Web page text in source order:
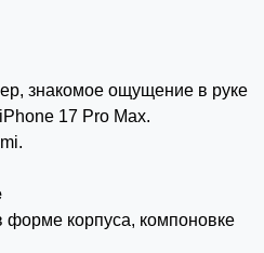
знакомое ощущение в руке
17 Pro Max.
форме корпуса, компоновке